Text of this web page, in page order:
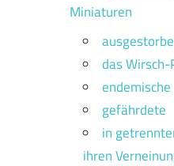
Miniaturen
das
endemische
gefährdete
in
ihren